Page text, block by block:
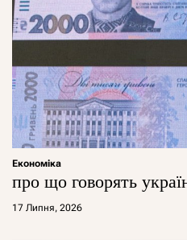
Економіка
про що говорять
17 Липня, 2026